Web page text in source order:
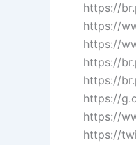
https://
https://
https://
https://
https://
https://
https://
https://